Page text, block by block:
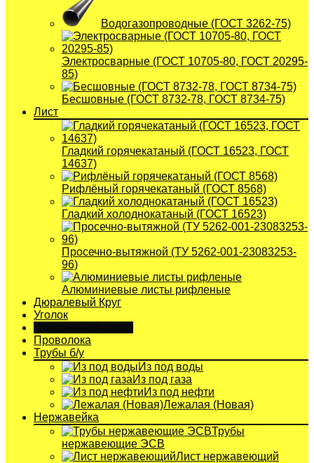
Водогазопроводные (ГОСТ 3262-75)
Электросварные (ГОСТ 10705-80, ГОСТ 20295-
85)
Бесшовные (ГОСТ 8732-78, ГОСТ 8734-75)
Лист
Гладкий горячекатаный (ГОСТ 16523, ГОСТ
14637)
Рифлёный горячекатаный (ГОСТ 8568)
Гладкий холоднокатаный (ГОСТ 16523)
Просечно-вытяжной (ТУ 5262-001-23083253-
96)
Алюминиевые листы рифленые
Дюралевый Круг
Уголок
Проволока
Трубы б/у
Из под воды
Из под газа
Из под нефти
Лежалая (Новая)
Нержавейка
Трубы
нержавеющие ЭСВ
Лист нержавеющий